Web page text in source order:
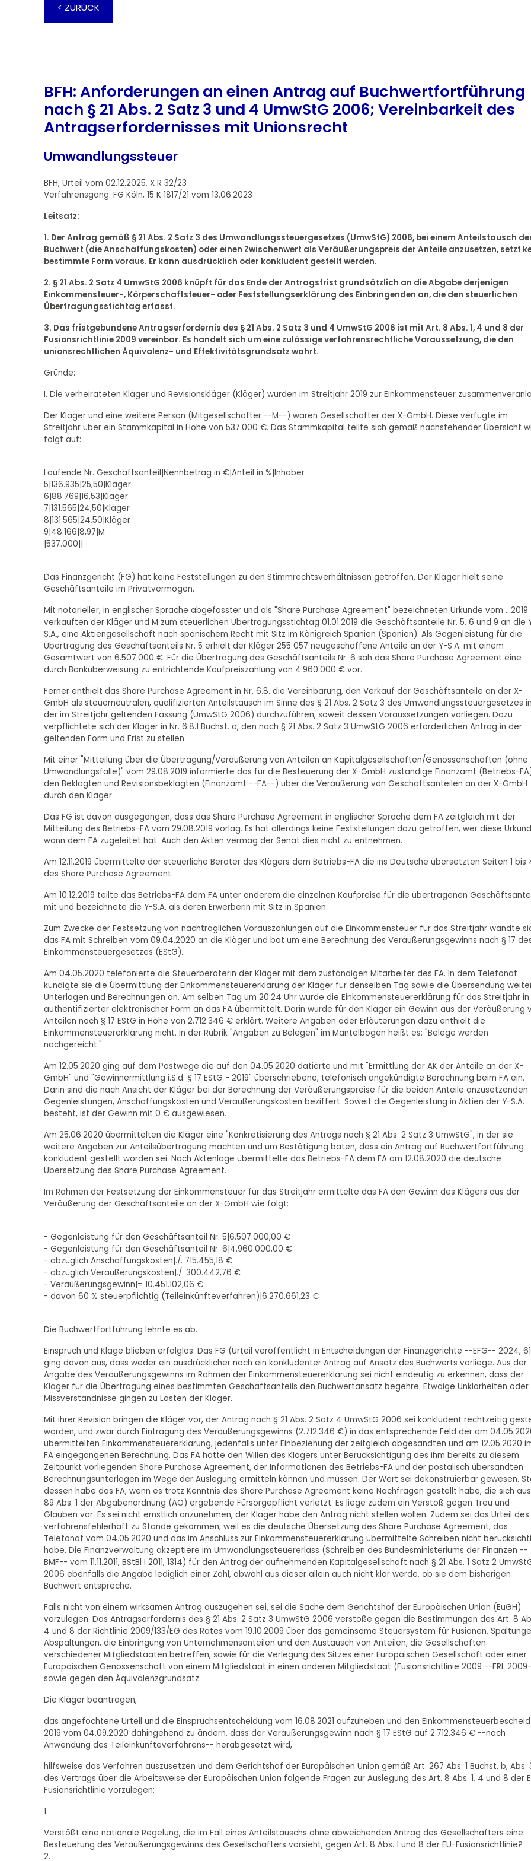
< ZURÜCK
BFH: Anforderungen an einen Antrag auf Buchwertfortführung
nach § 21 Abs. 2 Satz 3 und 4 UmwStG 2006; Vereinbarkeit des
Antragserfordernisses mit Unionsrecht
Umwandlungssteuer
BFH, Urteil vom 02.12.2025, X R 32/23
Verfahrensgang: FG Köln, 15 K 1817/21 vom 13.06.2023
Leitsatz:
1. Der Antrag gemäß § 21 Abs. 2 Satz 3 des Umwandlungssteuergesetzes (UmwStG) 2006, bei einem Anteilstausch
Buchwert (die Anschaffungskosten) oder einen Zwischenwert als Veräußerungspreis der Anteile anzusetzen, setzt
bestimmte Form voraus. Er kann ausdrücklich oder konkludent gestellt werden.
2. § 21 Abs. 2 Satz 4 UmwStG 2006 knüpft für das Ende der Antragsfrist grundsätzlich an die Abgabe derjenigen
Einkommensteuer-, Körperschaftsteuer- oder Feststellungserklärung des Einbringenden an, die den steuerlichen
Übertragungsstichtag erfasst.
3. Das fristgebundene Antragserfordernis des § 21 Abs. 2 Satz 3 und 4 UmwStG 2006 ist mit Art. 8 Abs. 1, 4 und 8 der
Fusionsrichtlinie 2009 vereinbar. Es handelt sich um eine zulässige verfahrensrechtliche Voraussetzung, die den
unionsrechtlichen Äquivalenz- und Effektivitätsgrundsatz wahrt.
Gründe:
I. Die verheirateten Kläger und Revisionskläger (Kläger) wurden im Streitjahr 2019 zur Einkommensteuer
Der Kläger und eine weitere Person (Mitgesellschafter --M--) waren Gesellschafter der X-GmbH. Diese verfügte im
Streitjahr über ein Stammkapital in Höhe von 537.000 €. Das Stammkapital teilte sich gemäß nachstehender Übersicht
folgt auf:
Laufende Nr. Geschäftsanteil|Nennbetrag in €|Anteil in %|Inhaber
5|136.935|25,50|Kläger
6|88.769|16,53|Kläger
7|131.565|24,50|Kläger
8|131.565|24,50|Kläger
9|48.166|8,97|M
|537.000||
Das Finanzgericht (FG) hat keine Feststellungen zu den Stimmrechtsverhältnissen getroffen. Der Kläger hielt seine
Geschäftsanteile im Privatvermögen.
Mit notarieller, in englischer Sprache abgefasster und als "Share Purchase Agreement" bezeichneten Urkunde vom ...2019
verkauften der Kläger und M zum steuerlichen Übertragungsstichtag 01.01.2019 die Geschäftsanteile Nr. 5, 6 und 9 an die
S.A., eine Aktiengesellschaft nach spanischem Recht mit Sitz im Königreich Spanien (Spanien). Als Gegenleistung für die
Übertragung des Geschäftsanteils Nr. 5 erhielt der Kläger 255 057 neugeschaffene Anteile an der Y-S.A. mit einem
Gesamtwert von 6.507.000 €. Für die Übertragung des Geschäftsanteils Nr. 6 sah das Share Purchase Agreement eine
durch Banküberweisung zu entrichtende Kaufpreiszahlung von 4.960.000 € vor.
Ferner enthielt das Share Purchase Agreement in Nr. 6.8. die Vereinbarung, den Verkauf der Geschäftsanteile an der X-
GmbH als steuerneutralen, qualifizierten Anteilstausch im Sinne des § 21 Abs. 2 Satz 3 des Umwandlungssteuergesetzes in
der im Streitjahr geltenden Fassung (UmwStG 2006) durchzuführen, soweit dessen Voraussetzungen vorliegen. Dazu
verpflichtete sich der Kläger in Nr. 6.8.1 Buchst. a, den nach § 21 Abs. 2 Satz 3 UmwStG 2006 erforderlichen Antrag in der
geltenden Form und Frist zu stellen.
Mit einer "Mitteilung über die Übertragung/Veräußerung von Anteilen an Kapitalgesellschaften/Genossenschaften (ohne
Umwandlungsfälle)" vom 29.08.2019 informierte das für die Besteuerung der X-GmbH zuständige Finanzamt (Betriebs-
den Beklagten und Revisionsbeklagten (Finanzamt --FA--) über die Veräußerung von Geschäftsanteilen an der X-GmbH
durch den Kläger.
Das FG ist davon ausgegangen, dass das Share Purchase Agreement in englischer Sprache dem FA zeitgleich mit der
Mitteilung des Betriebs-FA vom 29.08.2019 vorlag. Es hat allerdings keine Feststellungen dazu getroffen, wer diese
wann dem FA zugeleitet hat. Auch den Akten vermag der Senat dies nicht zu entnehmen.
Am 12.11.2019 übermittelte der steuerliche Berater des Klägers dem Betriebs-FA die ins Deutsche übersetzten Seiten 1 bis
des Share Purchase Agreement.
Am 10.12.2019 teilte das Betriebs-FA dem FA unter anderem die einzelnen Kaufpreise für die übertragenen
mit und bezeichnete die Y-S.A. als deren Erwerberin mit Sitz in Spanien.
Zum Zwecke der Festsetzung von nachträglichen Vorauszahlungen auf die Einkommensteuer für das Streitjahr wandte
das FA mit Schreiben vom 09.04.2020 an die Kläger und bat um eine Berechnung des Veräußerungsgewinns nach § 17
Einkommensteuergesetzes (EStG).
Am 04.05.2020 telefonierte die Steuerberaterin der Kläger mit dem zuständigen Mitarbeiter des FA. In dem Telefonat
kündigte sie die Übermittlung der Einkommensteuererklärung der Kläger für denselben Tag sowie die Übersendung
Unterlagen und Berechnungen an. Am selben Tag um 20:24 Uhr wurde die Einkommensteuererklärung für das Streitjahr in
authentifizierter elektronischer Form an das FA übermittelt. Darin wurde für den Kläger ein Gewinn aus der Veräußerung
Anteilen nach § 17 EStG in Höhe von 2.712.346 € erklärt. Weitere Angaben oder Erläuterungen dazu enthielt die
Einkommensteuererklärung nicht. In der Rubrik "Angaben zu Belegen" im Mantelbogen heißt es: "Belege werden
nachgereicht."
Am 12.05.2020 ging auf dem Postwege die auf den 04.05.2020 datierte und mit "Ermittlung der AK der Anteile an der X-
GmbH" und "Gewinnermittlung i.S.d. § 17 EStG - 2019" überschriebene, telefonisch angekündigte Berechnung beim FA ein.
Darin sind die nach Ansicht der Kläger bei der Berechnung der Veräußerungspreise für die beiden Anteile anzusetzenden
Gegenleistungen, Anschaffungskosten und Veräußerungskosten beziffert. Soweit die Gegenleistung in Aktien der Y-S.A.
besteht, ist der Gewinn mit 0 € ausgewiesen.
Am 25.06.2020 übermittelten die Kläger eine "Konkretisierung des Antrags nach § 21 Abs. 2 Satz 3 UmwStG", in der sie
weitere Angaben zur Anteilsübertragung machten und um Bestätigung baten, dass ein Antrag auf Buchwertfortführung
konkludent gestellt worden sei. Nach Aktenlage übermittelte das Betriebs-FA dem FA am 12.08.2020 die deutsche
Übersetzung des Share Purchase Agreement.
Im Rahmen der Festsetzung der Einkommensteuer für das Streitjahr ermittelte das FA den Gewinn des Klägers aus der
Veräußerung der Geschäftsanteile an der X-GmbH wie folgt:
- Gegenleistung für den Geschäftsanteil Nr. 5|6.507.000,00 €
- Gegenleistung für den Geschäftsanteil Nr. 6|4.960.000,00 €
- abzüglich Anschaffungskosten|./. 715.455,18 €
- abzüglich Veräußerungskosten|./. 300.442,76 €
- Veräußerungsgewinn|= 10.451.102,06 €
- davon 60 % steuerpflichtig (Teileinkünfteverfahren)|6.270.661,23 €
Die Buchwertfortführung lehnte es ab.
Einspruch und Klage blieben erfolglos. Das FG (Urteil veröffentlicht in Entscheidungen der Finanzgerichte --EFG-- 2024,
ging davon aus, dass weder ein ausdrücklicher noch ein konkludenter Antrag auf Ansatz des Buchwerts vorliege. Aus der
Angabe des Veräußerungsgewinns im Rahmen der Einkommensteuererklärung sei nicht eindeutig zu erkennen, dass der
Kläger für die Übertragung eines bestimmten Geschäftsanteils den Buchwertansatz begehre. Etwaige Unklarheiten oder
Missverständnisse gingen zu Lasten der Kläger.
Mit ihrer Revision bringen die Kläger vor, der Antrag nach § 21 Abs. 2 Satz 4 UmwStG 2006 sei konkludent rechtzeitig
worden, und zwar durch Eintragung des Veräußerungsgewinns (2.712.346 €) in das entsprechende Feld der am
übermittelten Einkommensteuererklärung, jedenfalls unter Einbeziehung der zeitgleich abgesandten und am 12.05.2020
FA eingegangenen Berechnung. Das FA hätte den Willen des Klägers unter Berücksichtigung des ihm bereits zu diesem
Zeitpunkt vorliegenden Share Purchase Agreement, der Informationen des Betriebs-FA und der postalisch übersandten
Berechnungsunterlagen im Wege der Auslegung ermitteln können und müssen. Der Wert sei dekonstruierbar gewesen.
dessen habe das FA, wenn es trotz Kenntnis des Share Purchase Agreement keine Nachfragen gestellt habe, die sich
89 Abs. 1 der Abgabenordnung (AO) ergebende Fürsorgepflicht verletzt. Es liege zudem ein Verstoß gegen Treu und
Glauben vor. Es sei nicht ernstlich anzunehmen, der Kläger habe den Antrag nicht stellen wollen. Zudem sei das Urteil des
verfahrensfehlerhaft zu Stande gekommen, weil es die deutsche Übersetzung des Share Purchase Agreement, das
Telefonat vom 04.05.2020 und das im Anschluss zur Einkommensteuererklärung übermittelte Schreiben nicht
habe. Die Finanzverwaltung akzeptiere im Umwandlungssteuererlass (Schreiben des Bundesministeriums der Finanzen --
BMF-- vom 11.11.2011, BStBl I 2011, 1314) für den Antrag der aufnehmenden Kapitalgesellschaft nach § 21 Abs. 1 Satz 2
2006 ebenfalls die Angabe lediglich einer Zahl, obwohl aus dieser allein auch nicht klar werde, ob sie dem bisherigen
Buchwert entspreche.
Falls nicht von einem wirksamen Antrag auszugehen sei, sei die Sache dem Gerichtshof der Europäischen Union (EuGH)
vorzulegen. Das Antragserfordernis des § 21 Abs. 2 Satz 3 UmwStG 2006 verstoße gegen die Bestimmungen des Art. 8
4 und 8 der Richtlinie 2009/133/EG des Rates vom 19.10.2009 über das gemeinsame Steuersystem für Fusionen,
Abspaltungen, die Einbringung von Unternehmensanteilen und den Austausch von Anteilen, die Gesellschaften
verschiedener Mitgliedstaaten betreffen, sowie für die Verlegung des Sitzes einer Europäischen Gesellschaft oder einer
Europäischen Genossenschaft von einem Mitgliedstaat in einen anderen Mitgliedstaat (Fusionsrichtlinie 2009 --FRL
sowie gegen den Äquivalenzgrundsatz.
Die Kläger beantragen,
das angefochtene Urteil und die Einspruchsentscheidung vom 16.08.2021 aufzuheben und den Einkommensteuerbescheid
2019 vom 04.09.2020 dahingehend zu ändern, dass der Veräußerungsgewinn nach § 17 EStG auf 2.712.346 € --nach
Anwendung des Teileinkünfteverfahrens-- herabgesetzt wird,
hilfsweise das Verfahren auszusetzen und dem Gerichtshof der Europäischen Union gemäß Art. 267 Abs. 1 Buchst. b, Abs.
des Vertrags über die Arbeitsweise der Europäischen Union folgende Fragen zur Auslegung des Art. 8 Abs. 1, 4 und 8 der
Fusionsrichtlinie vorzulegen:
1.
Verstößt eine nationale Regelung, die im Fall eines Anteilstauschs ohne abweichenden Antrag des Gesellschafters eine
Besteuerung des Veräußerungsgewinns des Gesellschafters vorsieht, gegen Art. 8 Abs. 1 und 8 der EU-Fusionsrichtlinie?
2.